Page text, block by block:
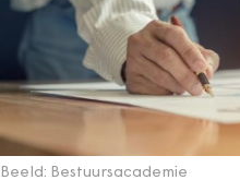
Beeld: Bestuursacademie